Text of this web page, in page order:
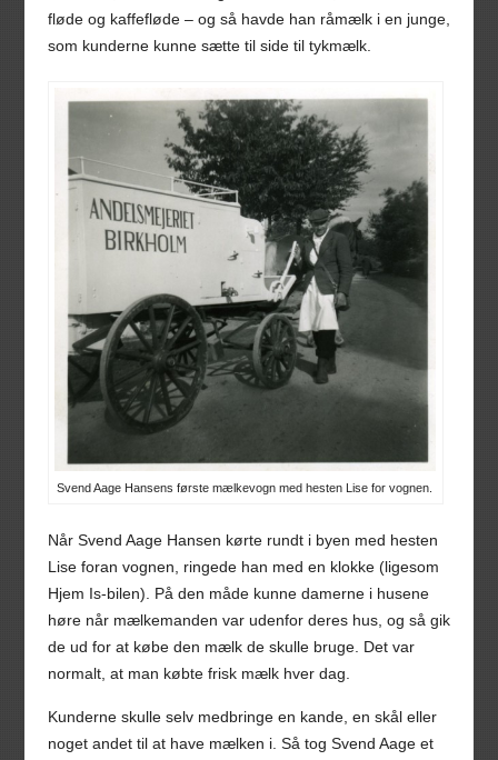
fløde og kaffefløde – og så havde han råmælk i en junge,
som kunderne kunne sætte til side til tykmælk.
Svend Aage Hansens første mælkevogn med hesten Lise for vognen.
Når Svend Aage Hansen kørte rundt i byen med hesten
Lise foran vognen, ringede han med en klokke (ligesom
Hjem Is-bilen). På den måde kunne damerne i husene
høre når mælkemanden var udenfor deres hus, og så gik
de ud for at købe den mælk de skulle bruge. Det var
normalt, at man købte frisk mælk hver dag.
Kunderne skulle selv medbringe en kande, en skål eller
noget andet til at have mælken i. Så tog Svend Aage et